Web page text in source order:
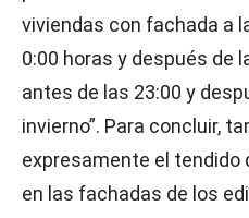
viviendas con fachada a
0:00 horas y después de
antes de las 23:00 y
invierno”. Para concluir,
expresamente el tendido
en las fachadas de los